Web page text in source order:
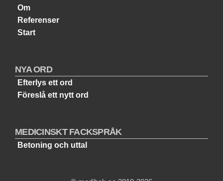
Om
Referenser
Start
NYA ORD
Efterlys ett ord
Föreslå ett nytt ord
MEDICINSKT FACKSPRÅK
Betoning och uttal